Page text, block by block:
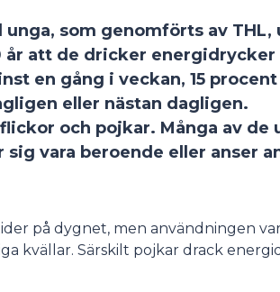
som genomförts av THL,
år att de dricker energidrycker
en gång i veckan, 15 procent
eller nästan dagligen.
och pojkar. Många av de
vara beroende eller anser
på dygnet, men användningen
kvällar. Särskilt pojkar drack